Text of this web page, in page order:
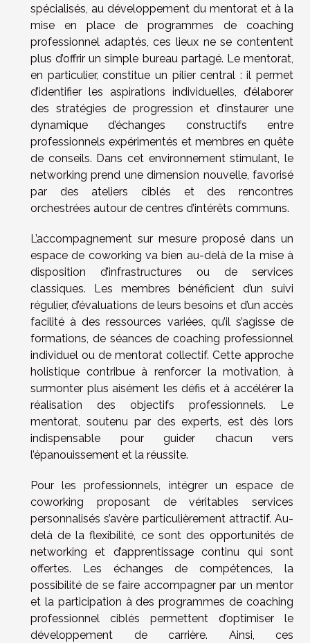
spécialisés, au développement du mentorat et à la
mise en place de programmes de coaching
professionnel adaptés, ces lieux ne se contentent
plus d’offrir un simple bureau partagé. Le mentorat,
en particulier, constitue un pilier central : il permet
d’identifier les aspirations individuelles, d’élaborer
des stratégies de progression et d’instaurer une
dynamique d’échanges constructifs entre
professionnels expérimentés et membres en quête
de conseils. Dans cet environnement stimulant, le
networking prend une dimension nouvelle, favorisé
par des ateliers ciblés et des rencontres
orchestrées autour de centres d’intérêts communs.
L’accompagnement sur mesure proposé dans un
espace de coworking va bien au-delà de la mise à
disposition d’infrastructures ou de services
classiques. Les membres bénéficient d’un suivi
régulier, d’évaluations de leurs besoins et d’un accès
facilité à des ressources variées, qu’il s’agisse de
formations, de séances de coaching professionnel
individuel ou de mentorat collectif. Cette approche
holistique contribue à renforcer la motivation, à
surmonter plus aisément les défis et à accélérer la
réalisation des objectifs professionnels. Le
mentorat, soutenu par des experts, est dès lors
indispensable pour guider chacun vers
l’épanouissement et la réussite.
Pour les professionnels, intégrer un espace de
coworking proposant de véritables services
personnalisés s’avère particulièrement attractif. Au-
delà de la flexibilité, ce sont des opportunités de
networking et d’apprentissage continu qui sont
offertes. Les échanges de compétences, la
possibilité de se faire accompagner par un mentor
et la participation à des programmes de coaching
professionnel ciblés permettent d’optimiser le
développement de carrière. Ainsi, ces